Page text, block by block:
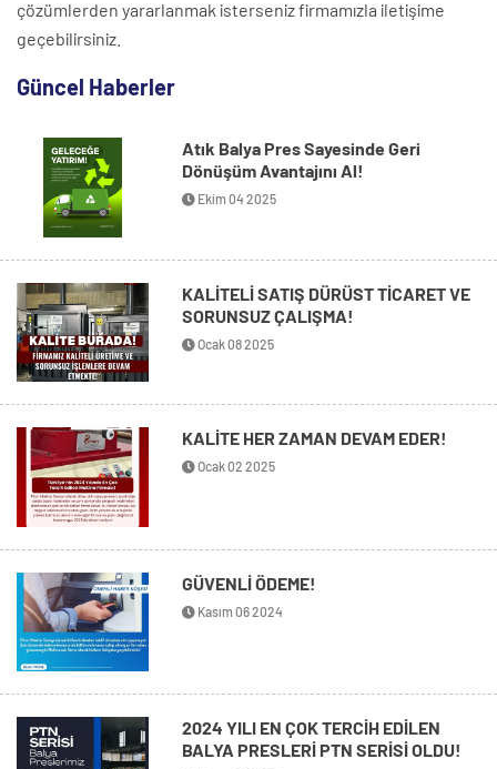
çözümlerden yararlanmak isterseniz firmamızla iletişime
geçebilirsiniz.
Güncel Haberler
Atık Balya Pres Sayesinde Geri
Dönüşüm Avantajını Al!
Ekim 04 2025
KALİTELİ SATIŞ DÜRÜST TİCARET VE
SORUNSUZ ÇALIŞMA!
Ocak 08 2025
KALİTE HER ZAMAN DEVAM EDER!
Ocak 02 2025
GÜVENLİ ÖDEME!
Kasım 06 2024
2024 YILI EN ÇOK TERCİH EDİLEN
BALYA PRESLERİ PTN SERİSİ OLDU!